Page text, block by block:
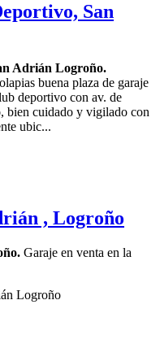
San
Adrián Logroño.
buena plaza de garaje
deportivo con av. de
bien cuidado y vigilado con
ubic...
, Logroño
Garaje en venta en la